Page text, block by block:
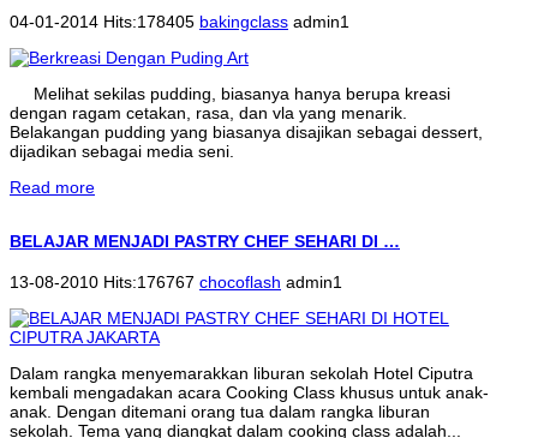
04-01-2014 Hits:178405 bakingclass admin1
Melihat sekilas pudding, biasanya hanya berupa kreasi
dengan ragam cetakan, rasa, dan vla yang menarik.
Belakangan pudding yang biasanya disajikan sebagai dessert,
dijadikan sebagai media seni.
Read more
BELAJAR MENJADI PASTRY CHEF SEHARI DI …
13-08-2010 Hits:176767 chocoflash admin1
Dalam rangka menyemarakkan liburan sekolah Hotel Ciputra
kembali mengadakan acara Cooking Class khusus untuk anak-
anak. Dengan ditemani orang tua dalam rangka liburan
sekolah. Tema yang diangkat dalam cooking class adalah...